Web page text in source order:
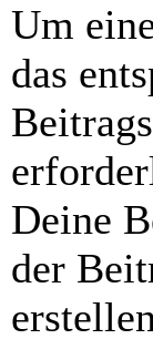
Um
das
Deine
der